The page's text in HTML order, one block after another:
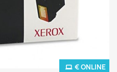
€ ONLINE